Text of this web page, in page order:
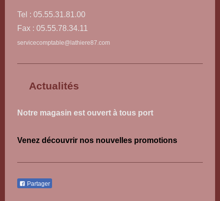
Tel : 05.55.31.81.00
Fax : 05.55.78.34.11
servicecomptable@lathiere87.com
Actualités
Notre magasin est ouvert à tous port
Venez découvrir nos nouvelles promotions
Partager